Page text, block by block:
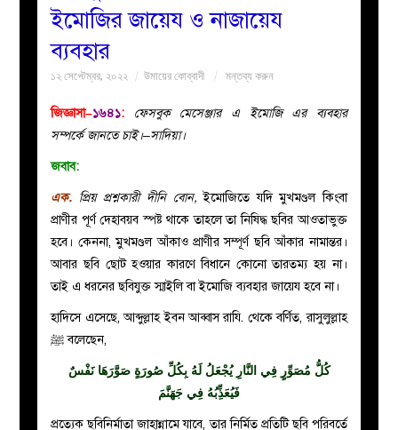
বয়ান
নারীদের
ইসলাহী
প্রশ্ন
করুন
ইমোজির জায়েয ও নাজায়েয
ব্যবহার
১২ সেপ্টেম্বর, ২০২২ উমায়ের কোব্বাদী মন্তব্য করুন
জিজ্ঞাসা–১৬৪১:
ফেসবুক মেসেঞ্জার এ ইমোজি এর ব্যবহার
সম্পর্কে জানতে চাই।–সাদিয়া।
জবাব:
এক. প্রিয় প্রশ্নকারী দীনি বোন, ইমোজিতে যদি মুখমণ্ডল কিংবা
প্রাণীর পূর্ণ দেহাবয়ব স্পষ্ট থাকে তাহলে তা নিষিদ্ধ ছবির আওতাভুক্ত
হবে। কেননা, মুখমণ্ডল আঁকাও প্রাণীর সম্পূর্ণ ছবি আঁকার নামান্তর।
আবার ছবি ছোট হওয়ার কারণে বিধানে কোনো তারতম্য হয় না।
তাই এ ধরনের ছবিযুক্ত স্মাইলি বা ইমোজি ব্যবহার জায়েয হবে না।
হাদিসে এসেছে, আব্দুল্লাহ ইবন আব্বাস রাযি. থেকে বর্ণিত, রাসুলুল্লাহ
ﷺবলেছেন,
كُلُّ مُصَوِّرٍ فِي النَّارِ يُجْعَلُ لَهُ بِكُلِّ صُورَةٍ صَوَّرَهَا نَفْسٌ
فَيُعَذِِّبُهُ فِي جَهَنَّمَ
প্রত্যেক ছবিনির্মাতা জাহান্নামে যাবে, তার নির্মিত প্রতিটি ছবি পরিবর্তে